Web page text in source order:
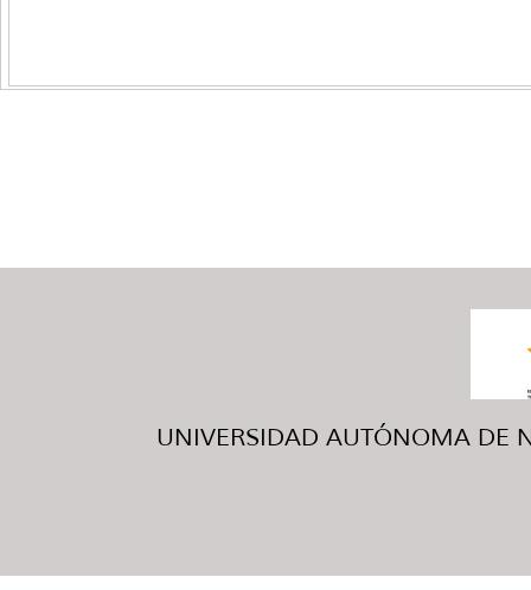
UNIVERSIDAD AUTÓNOMA DE